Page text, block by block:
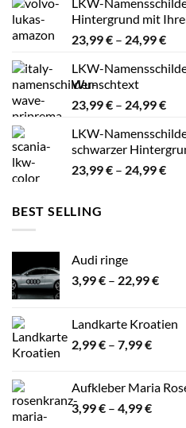
bis
Hintergrund mit
23,99€ – 24,99€
bis
LKW-
Wunschtext
23,99€ – 24,99€
bis
LKW-
schwarzer
23,99€ – 24,99€
BEST SELLING
Audi ringe
3,99€ – 22,99€
22,99
Landkarte Kroatien
2,99€ – 7,99€
7,99 €
Aufkleber Maria
3,99€ – 4,99€